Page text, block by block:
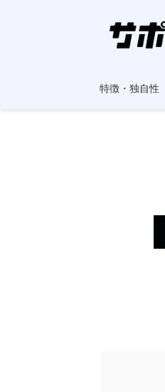
特徴・独自性